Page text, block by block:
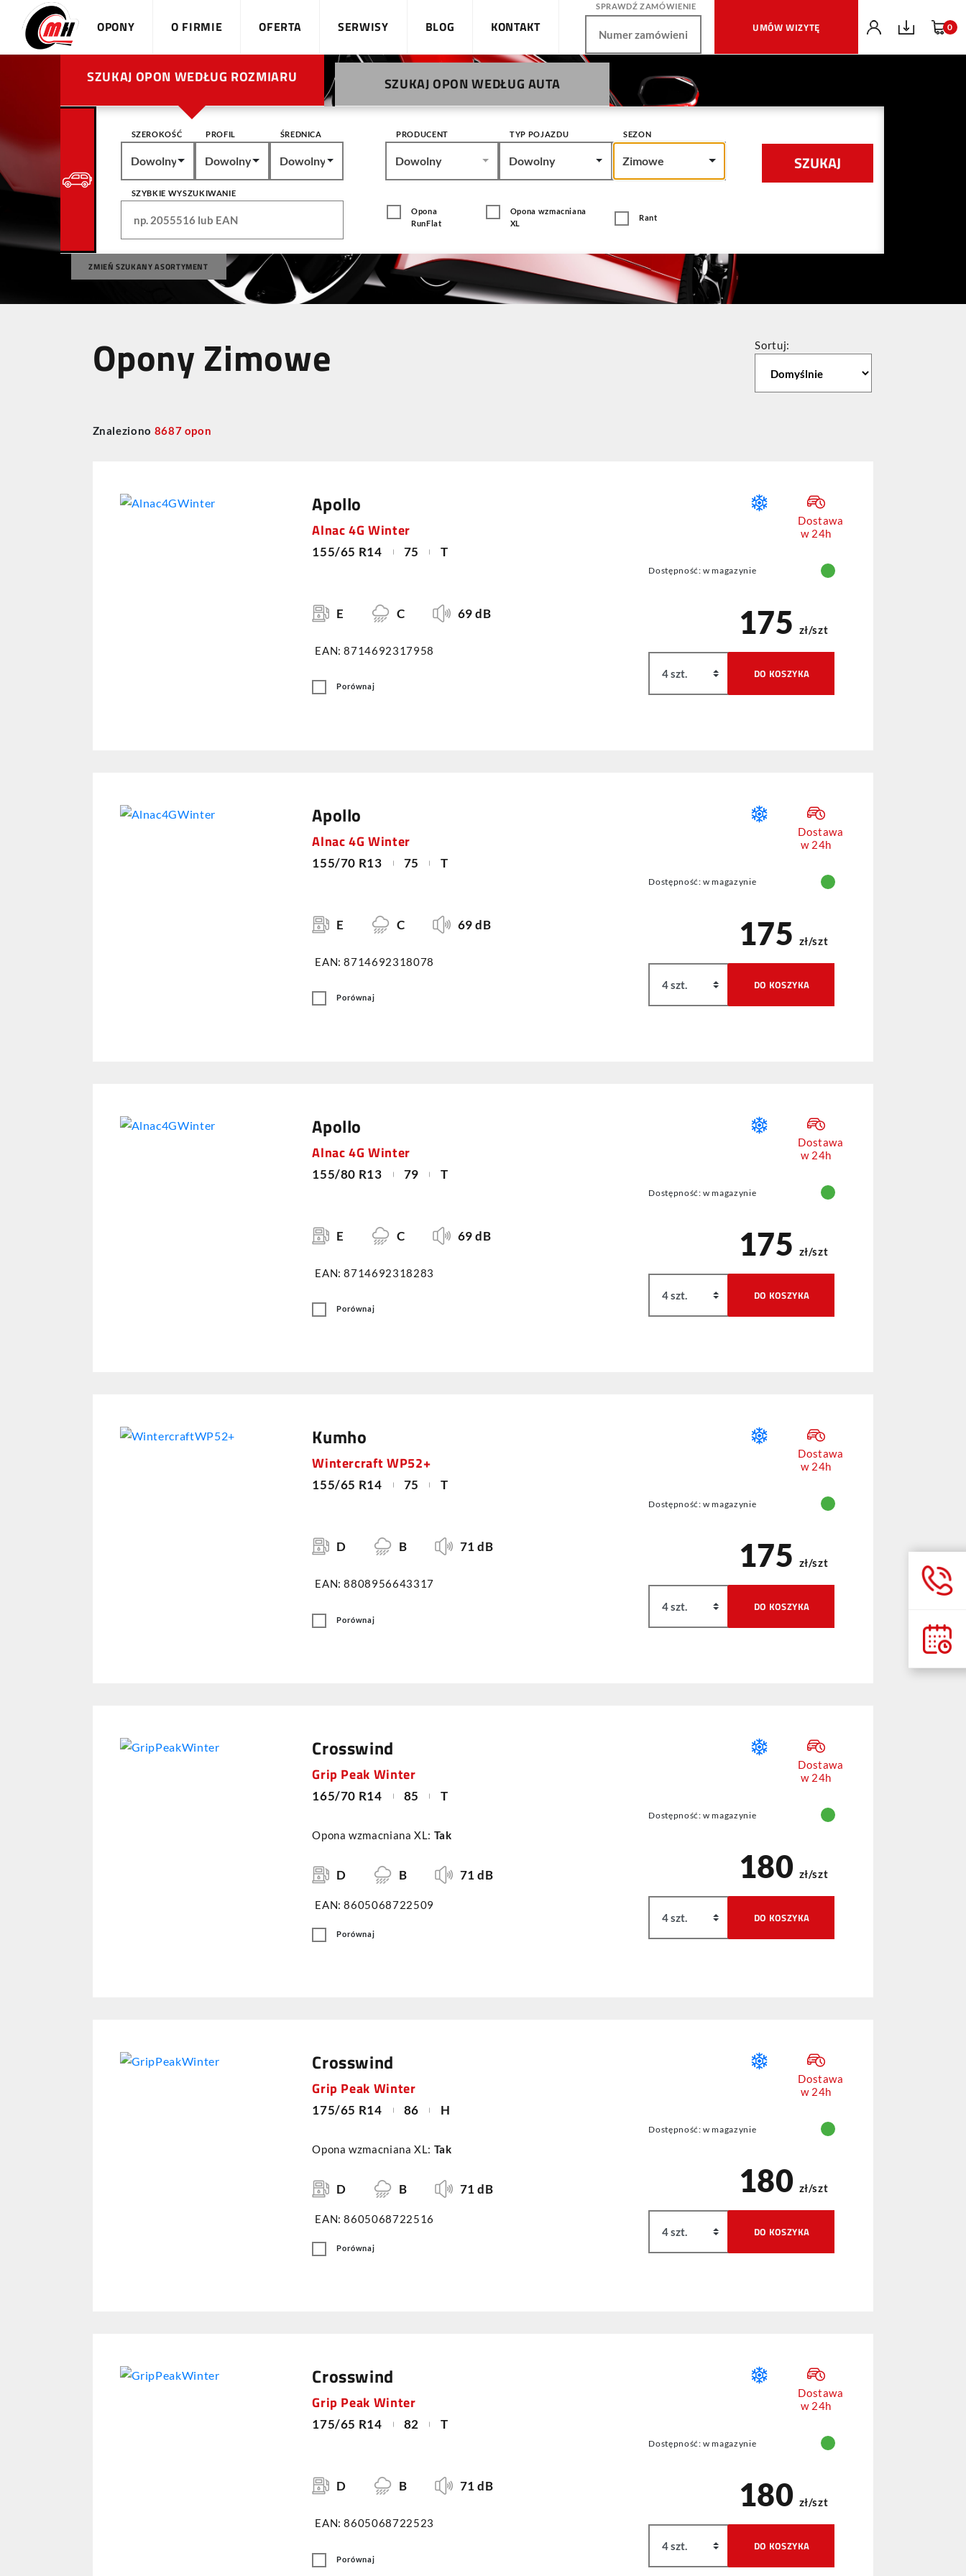
OPONY O FIRMIE OFERTA SERWISY BLOG KONTAKT
SPRAWDŹ ZAMÓWIENIE
UMÓW WIZYTĘ 0
SZUKAJ OPON WEDŁUG ROZMIARU SZUKAJ OPON WEDŁUG AUTA
SZEROKOŚĆ
Dowolny
PROFIL
Dowolny
ŚREDNICA
Dowolny
PRODUCENT
Dowolny
TYP POJAZDU
Dowolny
SEZON
Zimowe
SZYBKIE WYSZUKIWANIE
Opona
RunFlat
Opona wzmacniana
XL
Rant
ZMIEŃ SZUKANY ASORTYMENT
Opony Zimowe Sortuj:
Znaleziono 8687 opon
Apollo
Alnac 4G Winter
155/65 R14 75 T
E C 69 dB
EAN: 8714692317958
Porównaj
Dostawa
w 24h
Dostępność: w magazynie
175 zł/szt
DO KOSZYKA
Apollo
Alnac 4G Winter
155/70 R13 75 T
E C 69 dB
EAN: 8714692318078
Porównaj
Dostawa
w 24h
Dostępność: w magazynie
175 zł/szt
DO KOSZYKA
Apollo
Alnac 4G Winter
155/80 R13 79 T
E C 69 dB
EAN: 8714692318283
Porównaj
Dostawa
w 24h
Dostępność: w magazynie
175 zł/szt
DO KOSZYKA
Kumho
Wintercraft WP52+
155/65 R14 75 T
D B 71 dB
EAN: 8808956643317
Porównaj
Dostawa
w 24h
Dostępność: w magazynie
175 zł/szt
DO KOSZYKA
Crosswind
Grip Peak Winter
165/70 R14 85 T
Opona wzmacniana XL: Tak
D B 71 dB
EAN: 8605068722509
Porównaj
Dostawa
w 24h
Dostępność: w magazynie
180 zł/szt
DO KOSZYKA
Crosswind
Grip Peak Winter
175/65 R14 86 H
Opona wzmacniana XL: Tak
D B 71 dB
EAN: 8605068722516
Porównaj
Dostawa
w 24h
Dostępność: w magazynie
180 zł/szt
DO KOSZYKA
Crosswind
Grip Peak Winter
175/65 R14 82 T
D B 71 dB
EAN: 8605068722523
Porównaj
Dostawa
w 24h
Dostępność: w magazynie
180 zł/szt
DO KOSZYKA